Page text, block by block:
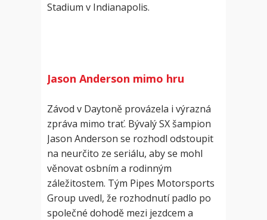
Stadium v Indianapolis.
Jason Anderson mimo hru
Závod v Daytoně provázela i výrazná
zpráva mimo trať. Bývalý SX šampion
Jason Anderson se rozhodl odstoupit
na neurčito ze seriálu, aby se mohl
věnovat osbním a rodinným
záležitostem. Tým Pipes Motorsports
Group uvedl, že rozhodnutí padlo po
společné dohodě mezi jezdcem a